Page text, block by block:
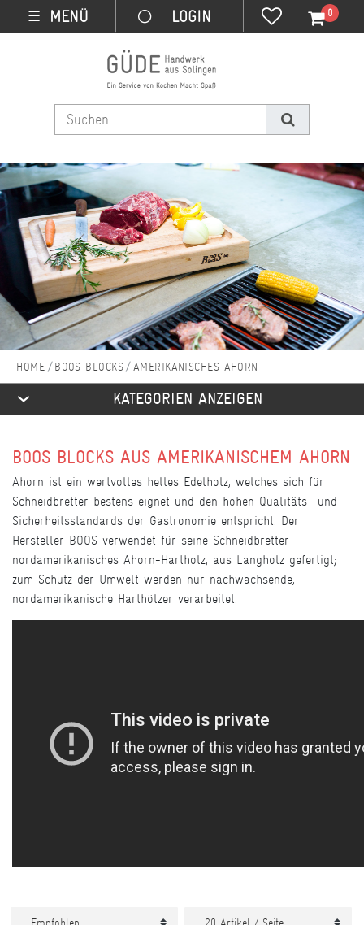
☰ MENÜ 0
BOOS BLOCKS AMERIKANISCHES AHORN
KATEGORIEN ANZEIGEN
BOOS BLOCKS AUS AMERIKANISCHEM AHORN
Ahorn ist ein wertvolles helles Edelholz, welches sich für
Schneidbretter bestens eignet und den hohen Qualitäts- und
Sicherheitsstandards der Gastronomie entspricht. Der
Hersteller BOOS verwendet für seine Schneidbretter
nordamerikanisches Ahorn-Hartholz, aus Langholz gefertigt;
zum Schutz der Umwelt werden nur nachwachsende,
nordamerikanische Harthölzer verarbeitet.